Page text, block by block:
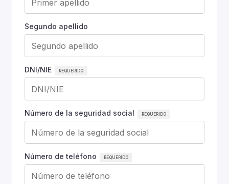
Segundo apellido
DNI/NIE
Número de la seguridad social
Número de teléfono